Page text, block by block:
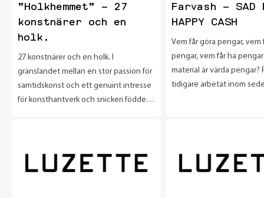
”Holkhemmet” – 27
konstnärer och en
holk.
27 konstnärer och en holk. I
gränslandet mellan en stor passion för
samtidskonst och ett genuint intresse
för konsthantverk och snickeri föddes
Farvash – SAD
HAPPY CASH
Vem får göra pengar, vem
pengar, vem får ha
material är värda pengar?
tidigare arbetat inom
hon själv satt på, vad
där och inte göra där i